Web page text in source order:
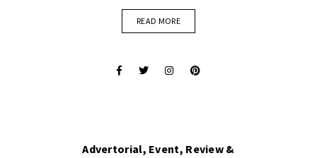
READ MORE
Advertorial, Event, Review &